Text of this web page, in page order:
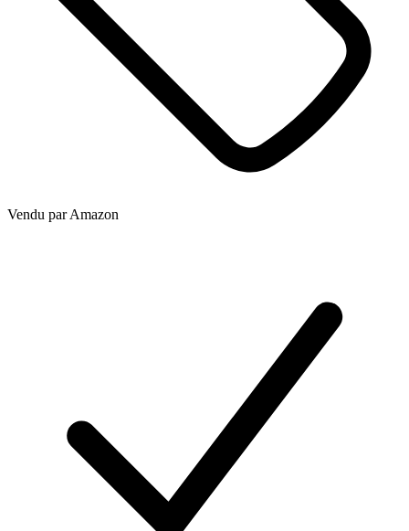
Vendu parAmazon